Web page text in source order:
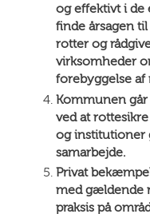
og effektivt i de
finde årsagen
rotter og
virksomheder
forebyggelse af
Kommunen
ved at
og institutioner
samarbejde.
Privat
med gældende
praksis på